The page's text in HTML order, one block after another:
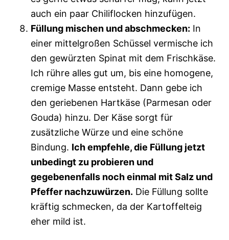
auch ein paar Chiliflocken hinzufügen.
Füllung mischen und abschmecken: In
einer mittelgroßen Schüssel vermische ich
den gewürzten Spinat mit dem Frischkäse.
Ich rühre alles gut um, bis eine homogene,
cremige Masse entsteht. Dann gebe ich
den geriebenen Hartkäse (Parmesan oder
Gouda) hinzu. Der Käse sorgt für
zusätzliche Würze und eine schöne
Bindung. Ich empfehle, die Füllung jetzt
unbedingt zu probieren und
gegebenenfalls noch einmal mit Salz und
Pfeffer nachzuwürzen. Die Füllung sollte
kräftig schmecken, da der Kartoffelteig
eher mild ist.